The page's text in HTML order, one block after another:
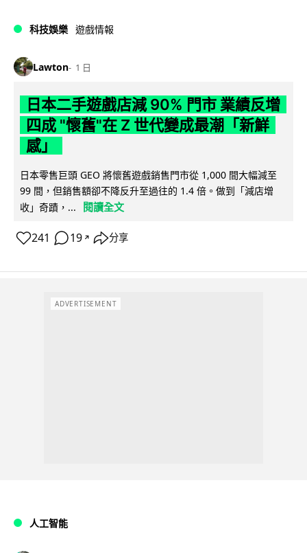
科技娛樂 遊戲情報
Lawton 1 日
日本二手遊戲店減 90% 門市 業績反增
四成 "懷舊"在 Z 世代變成最潮「新鮮
感」
日本零售巨頭 GEO 將懷舊遊戲銷售門市從 1,000 間大幅減至
99 間，但銷售額卻不降反升至過往的 1.4 倍。做到「減店增
收」奇蹟，...
閱讀全文
241 19 ↗ 分享
ADVERTISEMENT
人工智能